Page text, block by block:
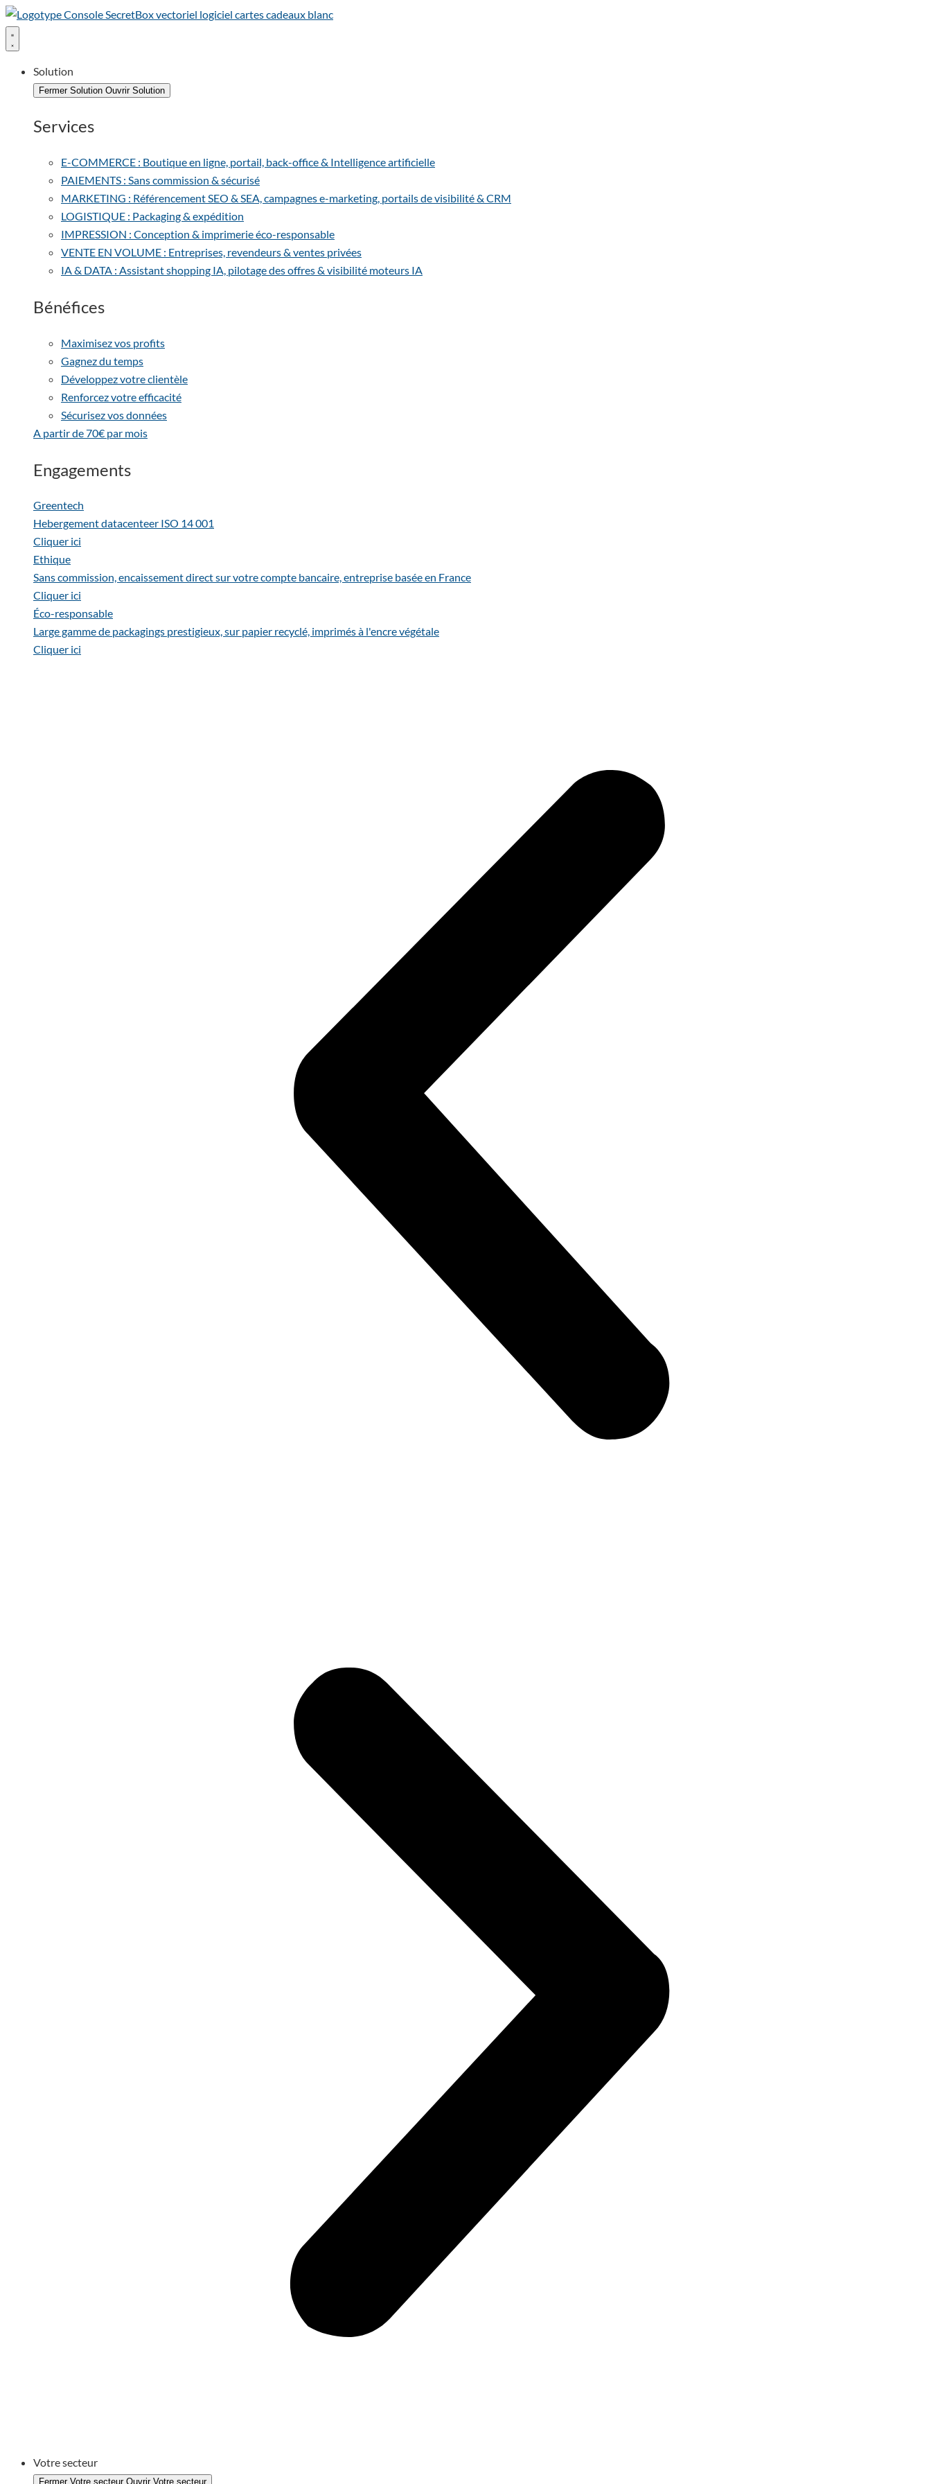
Solution
Fermer Solution Ouvrir Solution
Services
E-COMMERCE : Boutique en ligne, portail, back-office & Intelligence artificielle
PAIEMENTS : Sans commission & sécurisé
MARKETING : Référencement SEO & SEA, campagnes e-marketing, portails de visibilité & CRM
LOGISTIQUE : Packaging & expédition
IMPRESSION : Conception & imprimerie éco-responsable
VENTE EN VOLUME : Entreprises, revendeurs & ventes privées
IA & DATA : Assistant shopping IA, pilotage des offres & visibilité moteurs IA
Bénéfices
Maximisez vos profits
Gagnez du temps
Développez votre clientèle
Renforcez votre efficacité
Sécurisez vos données
A partir de 70€ par mois
Engagements
Greentech
Hebergement datacenteer ISO 14 001
Cliquer ici
Ethique
Sans commission, encaissement direct sur votre compte bancaire, entreprise basée en France
Cliquer ici
Éco-responsable
Large gamme de packagings prestigieux, sur papier recyclé, imprimés à l'encre végétale
Cliquer ici
Votre secteur
Fermer Votre secteur Ouvrir Votre secteur